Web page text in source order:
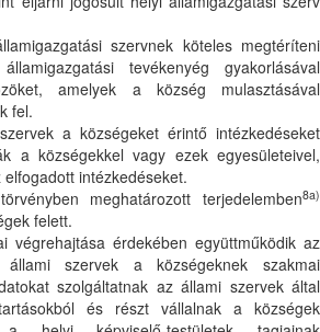
szervnek köteles megtéríteni
tevékenyég gyakorlásával
amelyek a község mulasztásával
fel.
a községeket érintő intézkedéseket
a községekkel vagy ezek egyesületeivel,
intézkedéseket.
meghatározott terjedelemben8a)
felett.
végrehajtása érdekében együttműködik az
szervek a községeknek szakmai
szolgáltatnak az állami szervek által
és részt vállalnak a községek